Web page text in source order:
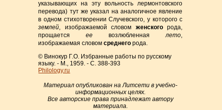
указывающих на эту вольность лермонтовского
перевода) тут же указал на аналогичное явление
в одном стихотворении Случевского, у которого с
землей, изображаемой словом женскогорода,
прощаетсяее возлюбленнаялето,
изображаемая словомсреднего рода.
© Винокур Г.О. Избранные работы по русскому
языку. - М., 1959. - С. 388-393
Philology.ru
Материал опубликован на Литсети в учебно-
информационных целях.
Все авторские права принадлежат автору
материала.